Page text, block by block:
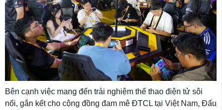
Bên cạnh việc mang đến trải nghiệm thể thao điện tử sôi
nổi, gắn kết cho cộng đồng đam mê ĐTCL tại Việt Nam, Đấu